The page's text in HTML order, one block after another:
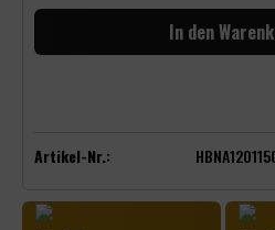
In den
Artikel-Nr.: